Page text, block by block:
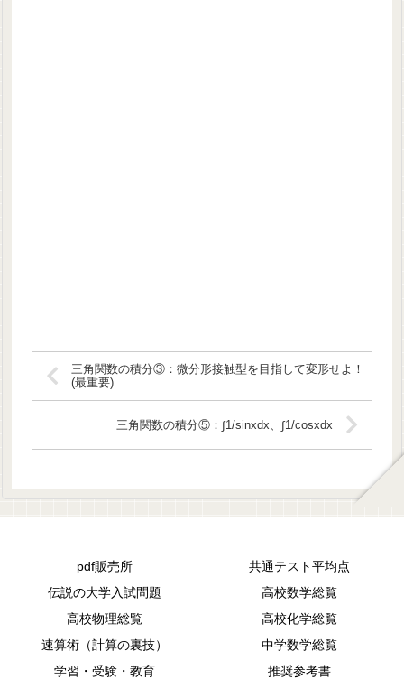
三角関数の積分③：微分形接触型を目指して変形せよ！
(最重要)
三角関数の積分⑤：∫1/sinxdx、∫1/cosxdx
pdf販売所
共通テスト平均点
伝説の大学入試問題
高校数学総覧
高校物理総覧
高校化学総覧
速算術（計算の裏技）
中学数学総覧
学習・受験・教育
推奨参考書